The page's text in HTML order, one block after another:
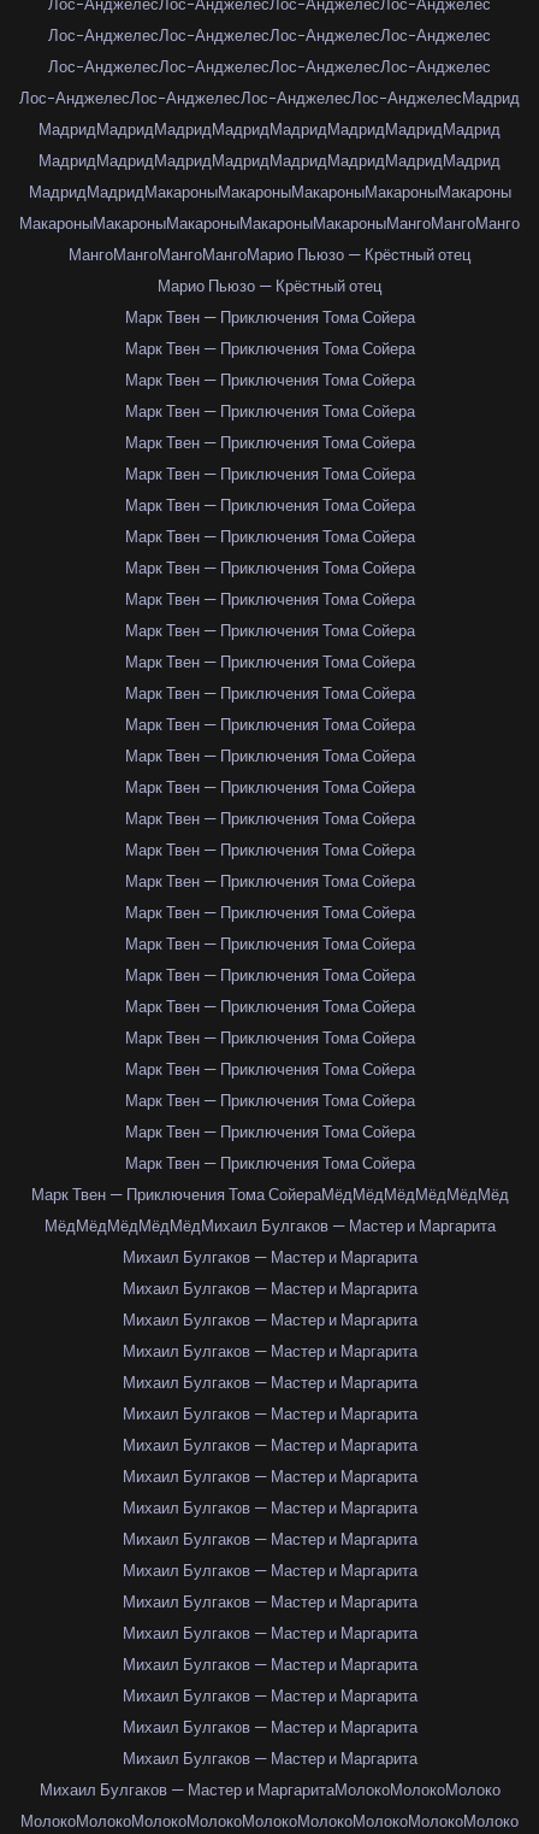
Лос-АнджелесЛос-АнджелесЛос-АнджелесЛос-Анджелес
Лос-АнджелесЛос-АнджелесЛос-АнджелесЛос-Анджелес
Лос-АнджелесЛос-АнджелесЛос-АнджелесЛос-Анджелес
Лос-АнджелесЛос-АнджелесЛос-АнджелесЛос-АнджелесМадрид
МадридМадридМадридМадридМадридМадридМадридМадрид
МадридМадридМадридМадридМадридМадридМадридМадрид
МадридМадридМакароныМакароныМакароныМакароныМакароны
МакароныМакароныМакароныМакароныМакароныМангоМангоМанго
МангоМангоМангоМангоМарио Пьюзо — Крёстный отец
Марио Пьюзо — Крёстный отец
Марк Твен — Приключения Тома Сойера
Марк Твен — Приключения Тома Сойера
Марк Твен — Приключения Тома Сойера
Марк Твен — Приключения Тома Сойера
Марк Твен — Приключения Тома Сойера
Марк Твен — Приключения Тома Сойера
Марк Твен — Приключения Тома Сойера
Марк Твен — Приключения Тома Сойера
Марк Твен — Приключения Тома Сойера
Марк Твен — Приключения Тома Сойера
Марк Твен — Приключения Тома Сойера
Марк Твен — Приключения Тома Сойера
Марк Твен — Приключения Тома Сойера
Марк Твен — Приключения Тома Сойера
Марк Твен — Приключения Тома Сойера
Марк Твен — Приключения Тома Сойера
Марк Твен — Приключения Тома Сойера
Марк Твен — Приключения Тома Сойера
Марк Твен — Приключения Тома Сойера
Марк Твен — Приключения Тома Сойера
Марк Твен — Приключения Тома Сойера
Марк Твен — Приключения Тома Сойера
Марк Твен — Приключения Тома Сойера
Марк Твен — Приключения Тома Сойера
Марк Твен — Приключения Тома Сойера
Марк Твен — Приключения Тома Сойера
Марк Твен — Приключения Тома Сойера
Марк Твен — Приключения Тома Сойера
Марк Твен — Приключения Тома СойераМёдМёдМёдМёдМёдМёд
МёдМёдМёдМёдМёдМихаил Булгаков — Мастер и Маргарита
Михаил Булгаков — Мастер и Маргарита
Михаил Булгаков — Мастер и Маргарита
Михаил Булгаков — Мастер и Маргарита
Михаил Булгаков — Мастер и Маргарита
Михаил Булгаков — Мастер и Маргарита
Михаил Булгаков — Мастер и Маргарита
Михаил Булгаков — Мастер и Маргарита
Михаил Булгаков — Мастер и Маргарита
Михаил Булгаков — Мастер и Маргарита
Михаил Булгаков — Мастер и Маргарита
Михаил Булгаков — Мастер и Маргарита
Михаил Булгаков — Мастер и Маргарита
Михаил Булгаков — Мастер и Маргарита
Михаил Булгаков — Мастер и Маргарита
Михаил Булгаков — Мастер и Маргарита
Михаил Булгаков — Мастер и Маргарита
Михаил Булгаков — Мастер и Маргарита
Михаил Булгаков — Мастер и МаргаритаМолокоМолокоМолоко
МолокоМолокоМолокоМолокоМолокоМолокоМолокоМолокоМолоко